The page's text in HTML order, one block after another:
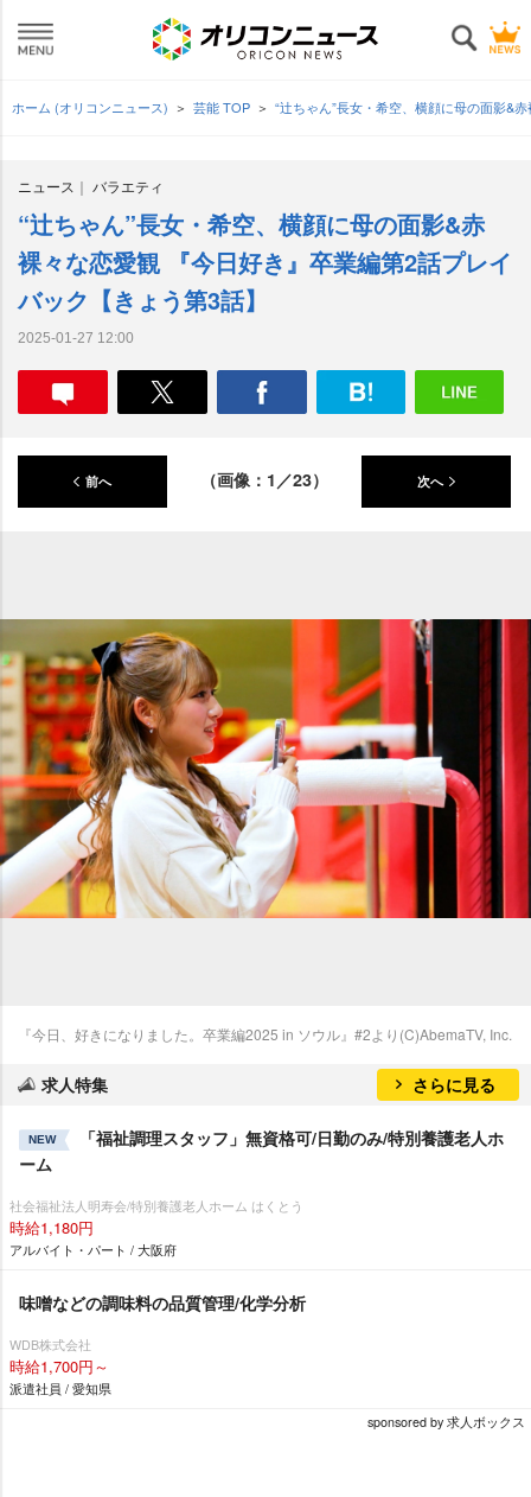
ホーム (オリコンニュース) 芸能 TOP “辻ちゃん”長女・希空、横顔に母の面影&
ニュース バラエティ
“辻ちゃん”長女・希空、横顔に母の面影&赤
裸々な恋愛観 『今日好き』卒業編第2話プレイ
バック【きょう第3話】
2025-01-27 12:00
前へ （画像：1／23） 次へ
『今日、好きになりました。卒業編2025 in ソウル』#2より(C)AbemaTV, Inc.
求人特集 さらに見る
NEW
「福祉調理スタッフ」無資格可/日勤のみ/特別養護老人ホ
ーム
社会福祉法人明寿会/特別養護老人ホーム はくとう
時給1,180円
アルバイト・パート / 大阪府
味噌などの調味料の品質管理/化学分析
WDB株式会社
時給1,700円～
派遣社員 / 愛知県
sponsored by 求人ボックス